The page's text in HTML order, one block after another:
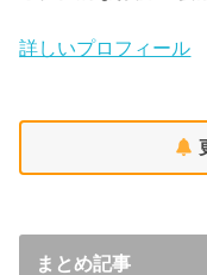
詳しいプロフィール
まとめ記事